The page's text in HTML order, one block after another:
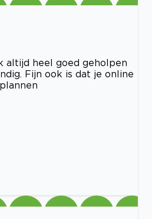
altijd heel goed geholpen
Fijn ook is dat je online